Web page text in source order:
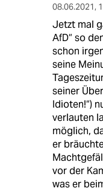
08.06.2021,
Jetzt mal
AfD“ so
schon
seine
seiner
Idioten!“)
verlauten
möglich,
er
vor der
was er